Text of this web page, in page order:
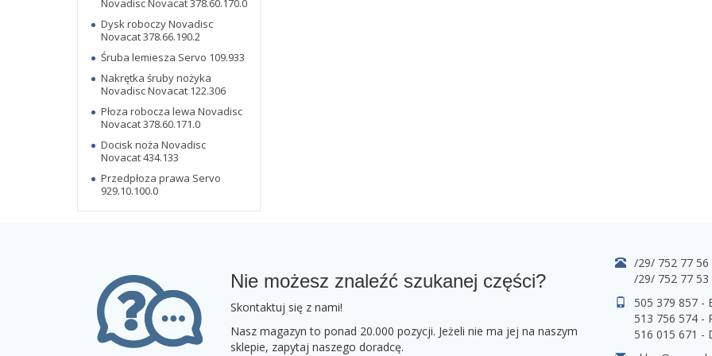
Novadisc Novacat 378.60.170.0
Dysk roboczy Novadisc
Novacat 378.66.190.2
Śruba lemiesza Servo 109.933
Nakrętka śruby nożyka
Novadisc Novacat 122.306
Płoza robocza lewa Novadisc
Novacat 378.60.171.0
Docisk noża Novadisc
Novacat 434.133
Przedpłoza prawa Servo
929.10.100.0
Nie możesz znaleźć szukanej części?
Skontaktuj się z nami!
Nasz magazyn to ponad 20.000 pozycji. Jeżeli nie ma jej na naszym
sklepie, zapytaj naszego doradcę.
/29/ 752 77 56
/29/ 752 77 53
505 379 857 -
513 756 574 -
516 015 671 -